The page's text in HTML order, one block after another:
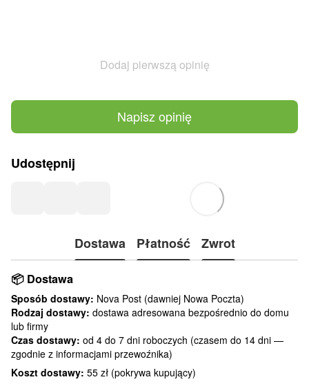
Dodaj pierwszą opinię
Napisz opinię
Udostępnij
Dostawa Płatność Zwrot
📦 Dostawa
Sposób dostawy: Nova Post (dawniej Nowa Poczta)
Rodzaj dostawy: dostawa adresowana bezpośrednio do domu
lub firmy
Czas dostawy: od 4 do 7 dni roboczych (czasem do 14 dni —
zgodnie z informacjami przewoźnika)
Koszt dostawy: 55 zł (pokrywa kupujący)